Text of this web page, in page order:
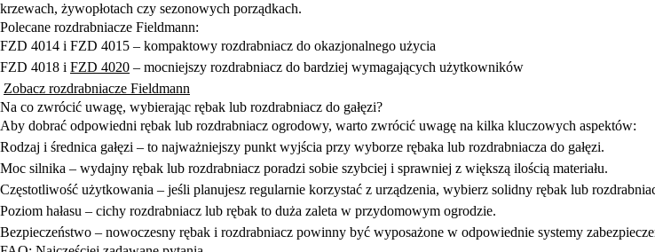
krzewach, żywopłotach czy sezonowych porządkach.
Polecane rozdrabniacze Fieldmann:
FZD 4014 i FZD 4015 – kompaktowy rozdrabniacz do okazjonalnego użycia
FZD 4018 i FZD 4020 – mocniejszy rozdrabniacz do bardziej wymagających użytkowników
Zobacz rozdrabniacze Fieldmann
Na co zwrócić uwagę, wybierając rębak lub rozdrabniacz do gałęzi?
Aby dobrać odpowiedni rębak lub rozdrabniacz ogrodowy, warto zwrócić uwagę na kilka kluczowych aspektów:
Rodzaj i średnica gałęzi – to najważniejszy punkt wyjścia przy wyborze rębaka lub rozdrabniacza do gałęzi.
Moc silnika – wydajny rębak lub rozdrabniacz poradzi sobie szybciej i sprawniej z większą ilością materiału.
Częstotliwość użytkowania – jeśli planujesz regularnie korzystać z urządzenia, wybierz solidny rębak lub
Poziom hałasu – cichy rozdrabniacz lub rębak to duża zaleta w przydomowym ogrodzie.
Bezpieczeństwo – nowoczesny rębak i rozdrabniacz powinny być wyposażone w odpowiednie systemy